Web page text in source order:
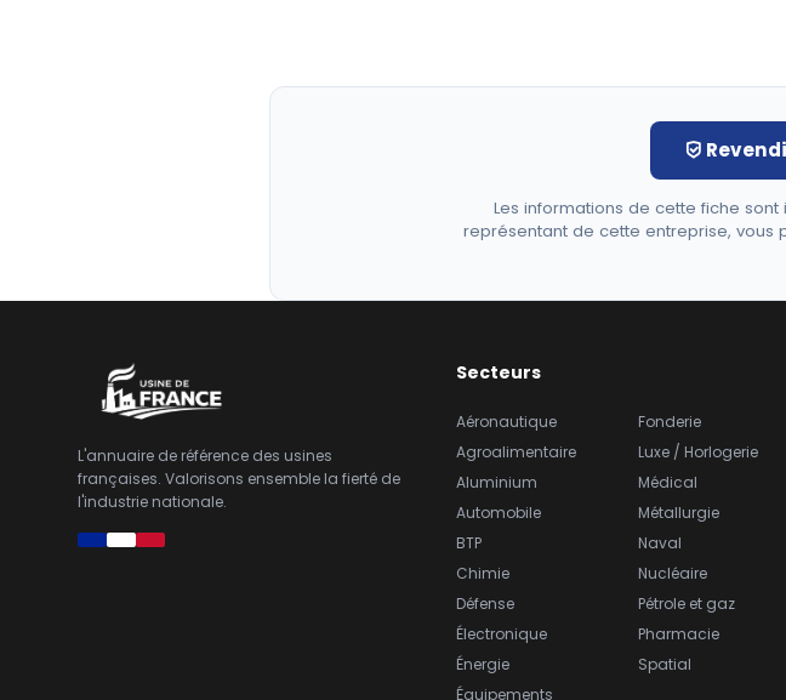
Les informations de cette fiche
représentant de cette entreprise, vous
L'annuaire de référence des usines
françaises. Valorisons ensemble la fierté de
l'industrie nationale.
Secteurs
Aéronautique
Agroalimentaire
Aluminium
Automobile
BTP
Chimie
Défense
Électronique
Énergie
Équipements
Fonderie
Luxe / Horlogerie
Médical
Métallurgie
Naval
Nucléaire
Pétrole et gaz
Pharmacie
Spatial